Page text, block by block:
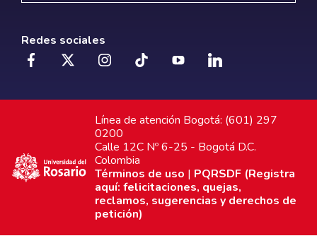
Redes sociales
Línea de atención Bogotá: (601) 297
0200
Calle 12C Nº 6-25 - Bogotá D.C.
Colombia
Términos de uso | PQRSDF (Registra
aquí: felicitaciones, quejas,
reclamos, sugerencias y derechos de
petición)